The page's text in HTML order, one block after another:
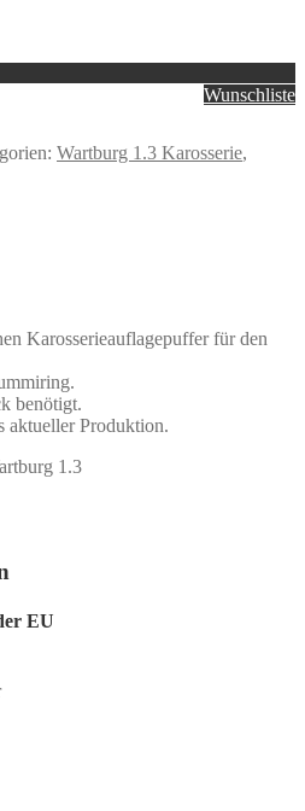
Wunschliste
Wartburg 1.3 Karosserie,
Karosserieauflagepuffer für den
benötigt.
aktueller Produktion.
1.3
EU